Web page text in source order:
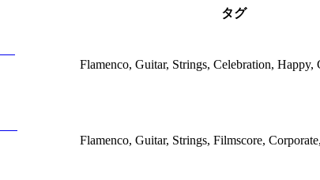
タグ
Flamenco, Guitar, Strings, Celebration, Happy,
Flamenco, Guitar, Strings, Filmscore,